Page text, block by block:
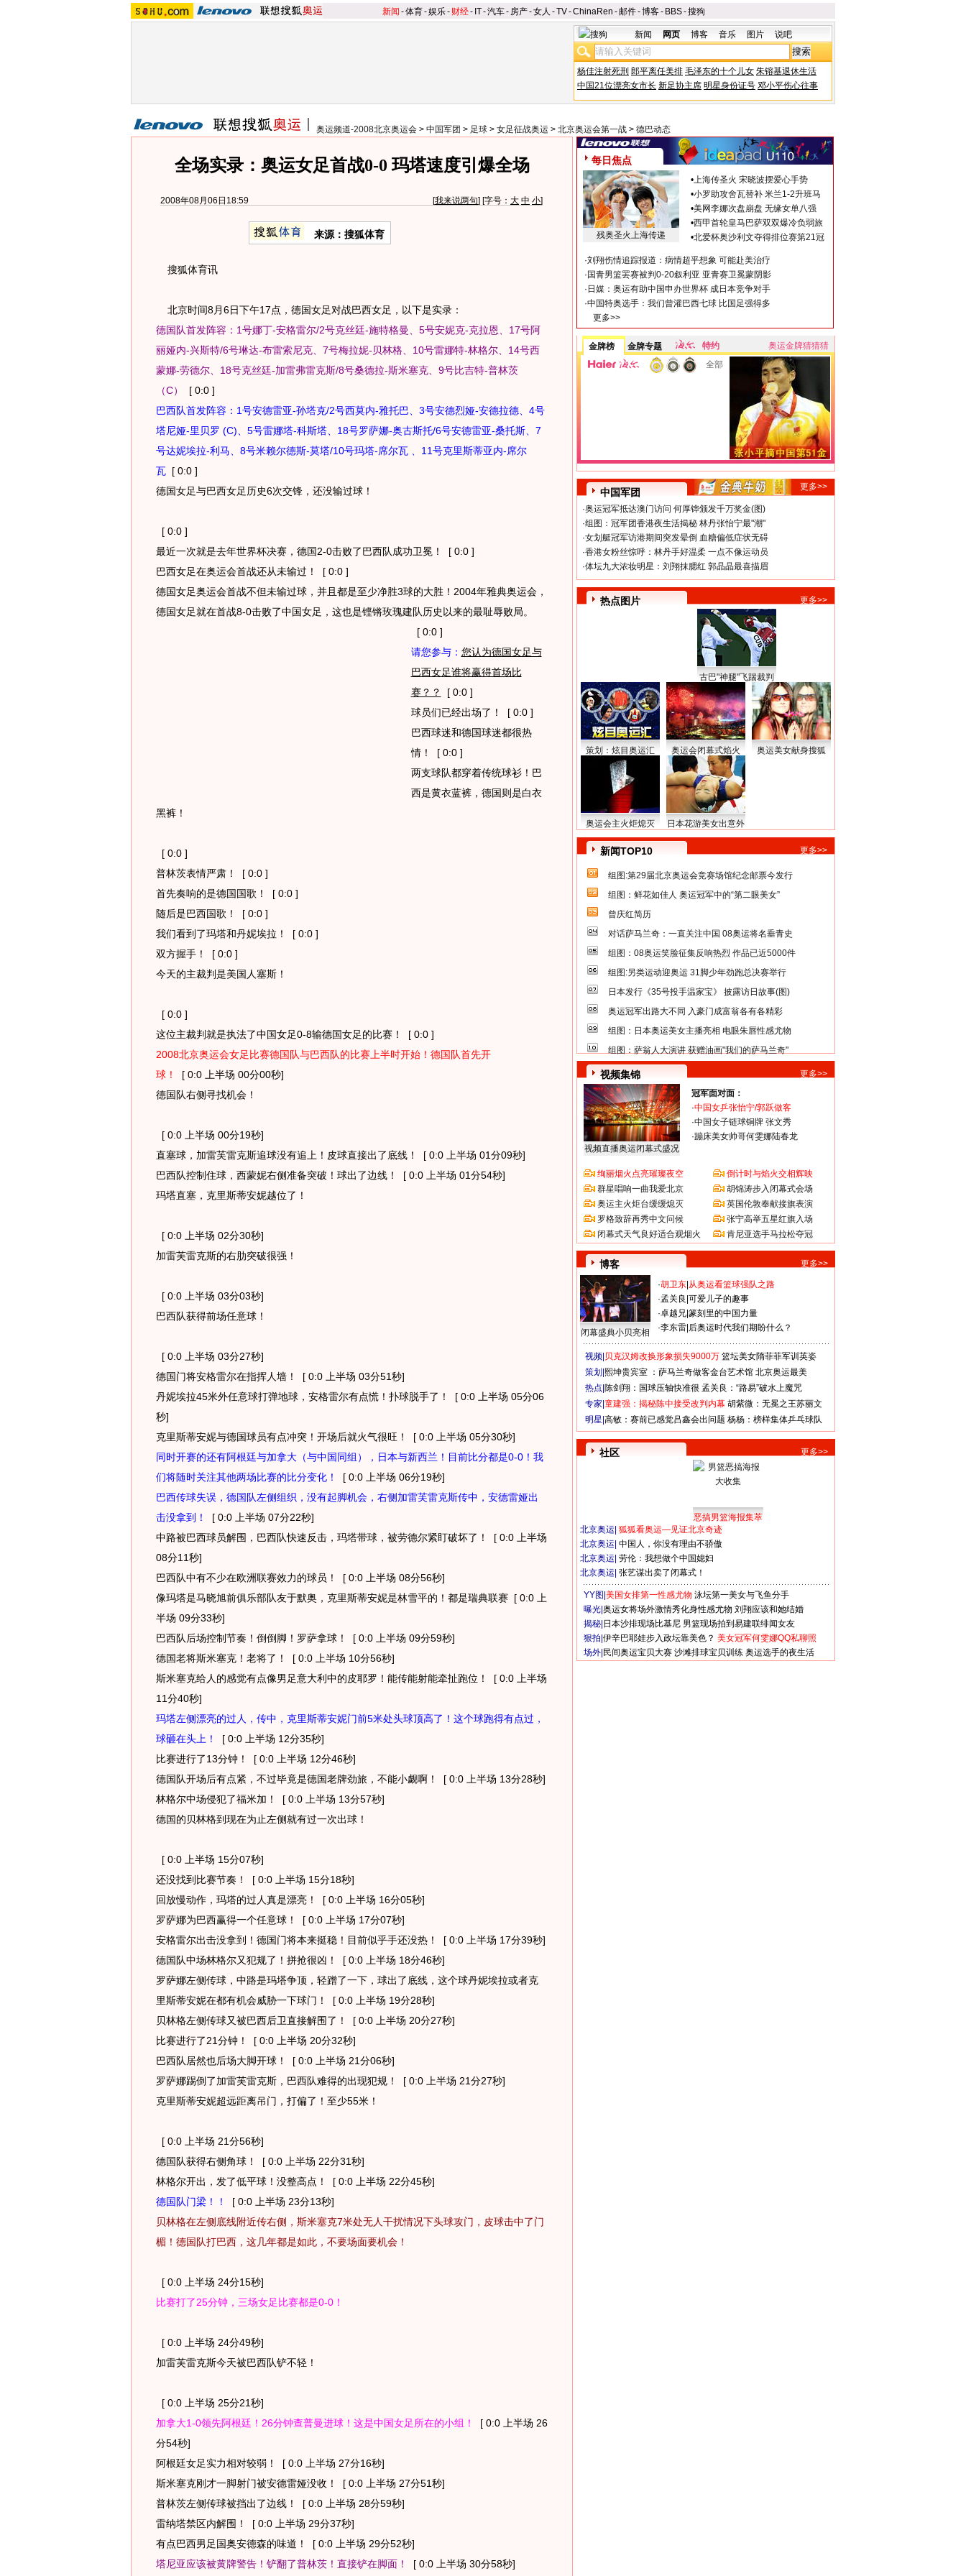
新闻 -体育-娱乐- 财经- IT-汽车- 房产-女人 -TV-ChinaRen -邮件-博客- BBS-搜狗
新闻 网页 博客 音乐 图片 说吧
杨佳注射死刑 郎平离任美排 毛泽东的十个儿女 朱镕基退休生活
中国21位漂亮女市长 新足协主席 明星身份证号 邓小平伤心往事
奥运频道-2008北京奥运会 > 中国军团 > 足球 > 女足征战奥运 > 北京奥运会第一战 > 德巴动态
全场实录：奥运女足首战0-0 玛塔速度引爆全场
2008年08月06日18:59 [我来说两句] [字号： 大 中 小]
来源：搜狐体育
搜狐体育讯
北京时间8月6日下午17点，德国女足对战巴西女足，以下是实录：
德国队首发阵容：1号娜丁-安格雷尔/2号克丝廷-施特格曼、5号安妮克-克拉恩、17号阿
丽娅内-兴斯特/6号琳达-布雷索尼克、7号梅拉妮-贝林格、10号雷娜特-林格尔、14号西
蒙娜-劳德尔、18号克丝廷-加雷弗雷克斯/8号桑德拉-斯米塞克、9号比吉特-普林茨
（C）
[ 0:0 ]
巴西队首发阵容：1号安德雷亚-孙塔克/2号西莫内-雅托巴、3号安德烈娅-安德拉德、4号
塔尼娅-里贝罗 (C)、5号雷娜塔-科斯塔、18号罗萨娜-奥古斯托/6号安德雷亚-桑托斯、7
号达妮埃拉-利马、8号米赖尔德斯-莫塔/10号玛塔-席尔瓦 、11号克里斯蒂亚内-席尔
瓦[ 0:0 ]
德国女足与巴西女足历史6次交锋，还没输过球！
[ 0:0 ]
最近一次就是去年世界杯决赛，德国2-0击败了巴西队成功卫冕！
[ 0:0 ]
巴西女足在奥运会首战还从未输过！
[ 0:0 ]
德国女足奥运会首战不但未输过球，并且都是至少净胜3球的大胜！2004年雅典奥运会，
德国女足就在首战8-0击败了中国女足，这也是铿锵玫瑰建队历史以来的最耻辱败局。
[ 0:0 ]
请您参与： 您认为德国女足与
巴西女足谁将赢得首场比
赛？？
[ 0:0 ]
球员们已经出场了！
[ 0:0 ]
巴西球迷和德国球迷都很热
情！
[ 0:0 ]
两支球队都穿着传统球衫！巴
西是黄衣蓝裤，德国则是白衣
黑裤！
[ 0:0 ]
普林茨表情严肃！
[ 0:0 ]
首先奏响的是德国国歌！
[ 0:0 ]
随后是巴西国歌！
[ 0:0 ]
我们看到了玛塔和丹妮埃拉！
[ 0:0 ]
双方握手！
[ 0:0 ]
今天的主裁判是美国人塞斯！
[ 0:0 ]
这位主裁判就是执法了中国女足0-8输德国女足的比赛！
[ 0:0 ]
2008北京奥运会女足比赛德国队与巴西队的比赛上半时开始！德国队首先开
球！
[ 0:0 上半场 00分00秒]
德国队右侧寻找机会！
[ 0:0 上半场 00分19秒]
直塞球，加雷芙雷克斯追球没有追上！皮球直接出了底线！
[ 0:0 上半场 01分09秒]
巴西队控制住球，西蒙妮右侧准备突破！球出了边线！
[ 0:0 上半场 01分54秒]
玛塔直塞，克里斯蒂安妮越位了！
[ 0:0 上半场 02分30秒]
加雷芙雷克斯的右肋突破很强！
[ 0:0 上半场 03分03秒]
巴西队获得前场任意球！
[ 0:0 上半场 03分27秒]
德国门将安格雷尔在指挥人墙！
[ 0:0 上半场 03分51秒]
丹妮埃拉45米外任意球打弹地球，安格雷尔有点慌！扑球脱手了！
[ 0:0 上半场 05分06
秒]
克里斯蒂安妮与德国球员有点冲突！开场后就火气很旺！
[ 0:0 上半场 05分30秒]
同时开赛的还有阿根廷与加拿大（与中国同组），日本与新西兰！目前比分都是0-0！我
们将随时关注其他两场比赛的比分变化！
[ 0:0 上半场 06分19秒]
巴西传球失误，德国队左侧组织，没有起脚机会，右侧加雷芙雷克斯传中，安德雷娅出
击没拿到！
[ 0:0 上半场 07分22秒]
中路被巴西球员解围，巴西队快速反击，玛塔带球，被劳德尔紧盯破坏了！
[ 0:0 上半场
08分11秒]
巴西队中有不少在欧洲联赛效力的球员！
[ 0:0 上半场 08分56秒]
像玛塔是马晓旭前俱乐部队友于默奥，克里斯蒂安妮是林雪平的！都是瑞典联赛[ 0:0 上
半场 09分33秒]
巴西队后场控制节奏！倒倒脚！罗萨拿球！
[ 0:0 上半场 09分59秒]
德国老将斯米塞克！老将了！
[ 0:0 上半场 10分56秒]
斯米塞克给人的感觉有点像男足意大利中的皮耶罗！能传能射能牵扯跑位！
[ 0:0 上半场
11分40秒]
玛塔左侧漂亮的过人，传中，克里斯蒂安妮门前5米处头球顶高了！这个球跑得有点过，
球砸在头上！
[ 0:0 上半场 12分35秒]
比赛进行了13分钟！
[ 0:0 上半场 12分46秒]
德国队开场后有点紧，不过毕竟是德国老牌劲旅，不能小觑啊！
[ 0:0 上半场 13分28秒]
林格尔中场侵犯了福米加！
[ 0:0 上半场 13分57秒]
德国的贝林格到现在为止左侧就有过一次出球！
[ 0:0 上半场 15分07秒]
还没找到比赛节奏！
[ 0:0 上半场 15分18秒]
回放慢动作，玛塔的过人真是漂亮！
[ 0:0 上半场 16分05秒]
罗萨娜为巴西赢得一个任意球！
[ 0:0 上半场 17分07秒]
安格雷尔出击没拿到！德国门将本来挺稳！目前似乎手还没热！
[ 0:0 上半场 17分39秒]
德国队中场林格尔又犯规了！拼抢很凶！
[ 0:0 上半场 18分46秒]
罗萨娜左侧传球，中路是玛塔争顶，轻蹭了一下，球出了底线，这个球丹妮埃拉或者克
里斯蒂安妮在都有机会威胁一下球门！
[ 0:0 上半场 19分28秒]
贝林格左侧传球又被巴西后卫直接解围了！
[ 0:0 上半场 20分27秒]
比赛进行了21分钟！
[ 0:0 上半场 20分32秒]
巴西队居然也后场大脚开球！
[ 0:0 上半场 21分06秒]
罗萨娜踢倒了加雷芙雷克斯，巴西队难得的出现犯规！
[ 0:0 上半场 21分27秒]
克里斯蒂安妮超远距离吊门，打偏了！至少55米！
[ 0:0 上半场 21分56秒]
德国队获得右侧角球！
[ 0:0 上半场 22分31秒]
林格尔开出，发了低平球！没整高点！
[ 0:0 上半场 22分45秒]
德国队门梁！！
[ 0:0 上半场 23分13秒]
贝林格在左侧底线附近传右侧，斯米塞克7米处无人干扰情况下头球攻门，皮球击中了门
楣！德国队打巴西，这几年都是如此，不要场面要机会！
[ 0:0 上半场 24分15秒]
比赛打了25分钟，三场女足比赛都是0-0！
[ 0:0 上半场 24分49秒]
加雷芙雷克斯今天被巴西队铲不轻！
[ 0:0 上半场 25分21秒]
加拿大1-0领先阿根廷！26分钟查普曼进球！这是中国女足所在的小组！
[ 0:0 上半场 26
分54秒]
阿根廷女足实力相对较弱！
[ 0:0 上半场 27分16秒]
斯米塞克刚才一脚射门被安德雷娅没收！
[ 0:0 上半场 27分51秒]
普林茨左侧传球被挡出了边线！
[ 0:0 上半场 28分59秒]
雷纳塔禁区内解围！
[ 0:0 上半场 29分37秒]
有点巴西男足国奥安德森的味道！
[ 0:0 上半场 29分52秒]
塔尼亚应该被黄牌警告！铲翻了普林茨！直接铲在脚面！
[ 0:0 上半场 30分58秒]
每日焦点
残奥圣火上海传递
•上海传圣火 宋晓波摆爱心手势
•小罗助攻舍瓦替补 米兰1-2升班马
•美网李娜次盘崩盘 无缘女单八强
•西甲首轮皇马巴萨双双爆冷负弱旅
•北爱杯奥沙利文夺得排位赛第21冠
·刘翔伤情追踪报道：病情超乎想象 可能赴美治疗
· 国青男篮罢赛被判0-20叙利亚 亚青赛卫冕蒙阴影
· 日媒：奥运有助中国申办世界杯 成日本竞争对手
·中国特奥选手：我们曾灌巴西七球 比国足强得多
更多>>
金牌榜 金牌专题 特约
奥运金牌猜猜猜
全部
中国军团
更多>>
·奥运冠军抵达澳门访问 何厚铧颁发千万奖金(图)
·组图：冠军团香港夜生活揭秘 林丹张怡宁最"潮"
·女划艇冠军访港期间突发晕倒 血糖偏低症状无碍
·香港女粉丝惊呼：林丹手好温柔 一点不像运动员
·体坛九大浓妆明星：刘翔抹腮红 郭晶晶最喜描眉
热点图片 更多>>
古巴"神腿"飞踹裁判
策划：炫目奥运汇 奥运会闭幕式焰火 奥运美女献身搜狐
奥运会主火炬熄灭 日本花游美女出意外
新闻TOP10 更多>>
组图:第29届北京奥运会竞赛场馆纪念邮票今发行
组图：鲜花如佳人 奥运冠军中的“第二眼美女”
曾庆红简历
对话萨马兰奇：一直关注中国 08奥运将名垂青史
组图：08奥运笑脸征集反响热烈 作品已近5000件
组图:另类运动迎奥运 31脚少年劲跑总决赛举行
日本发行《35号投手温家宝》 披露访日故事(图)
奥运冠军出路大不同 入豪门成富翁各有各精彩
组图：日本奥运美女主播亮相 电眼朱唇性感尤物
组图：萨翁人大演讲 获赠油画"我们的萨马兰奇"
视频集锦 更多>>
视频直播奥运闭幕式盛况
冠军面对面：
·中国女乒张怡宁/郭跃做客
·中国女子链球铜牌 张文秀
·蹦床美女帅哥何雯娜陆春龙
绚丽烟火点亮璀璨夜空
群星唱响一曲我爱北京
奥运主火炬台缓缓熄灭
罗格致辞再秀中文问候
闭幕式天气良好适合观烟火
倒计时与焰火交相辉映
胡锦涛步入闭幕式会场
英国伦敦奉献接旗表演
张宁高举五星红旗入场
肯尼亚选手马拉松夺冠
博客 更多>>
闭幕盛典小贝亮相
·胡卫东 从奥运看篮球强队之路
·孟关良 可爱儿子的趣事
·卓越兄 篆刻里的中国力量
·李东雷 后奥运时代我们期盼什么？
视频| 贝克汉姆改换形象损失9000万 篮坛美女隋菲菲军训英姿
策划| 熙坤贵宾室 ：萨马兰奇做客金台艺术馆 北京奥运最美
热点| 陈剑翔：国球压轴快准很 孟关良：“路易”破水上魔咒
专家| 童建强：揭秘陈中接受改判内幕 胡紫微：无冕之王苏丽文
明星| 高敏：赛前已感觉吕鑫会出问题 杨杨：榜样集体乒乓球队
社区 更多>>
恶搞男篮海报集萃
北京奥运 狐狐看奥运—见证北京奇迹
北京奥运 中国人，你没有理由不骄傲
北京奥运 劳伦：我想做个中国媳妇
北京奥运 张艺谋出卖了闭幕式！
YY图| 美国女排第一性感尤物 泳坛第一美女与飞鱼分手
曝光| 奥运女将场外激情秀化身性感尤物 刘翔应该和她结婚
揭秘| 日本沙排现场比基尼 男篮现场拍到易建联绯闻女友
狠拍| 伊辛巴耶娃步入政坛靠美色？ 美女冠军何雯娜QQ私聊照
场外| 民间奥运宝贝大赛 沙滩排球宝贝训练 奥运选手的夜生活